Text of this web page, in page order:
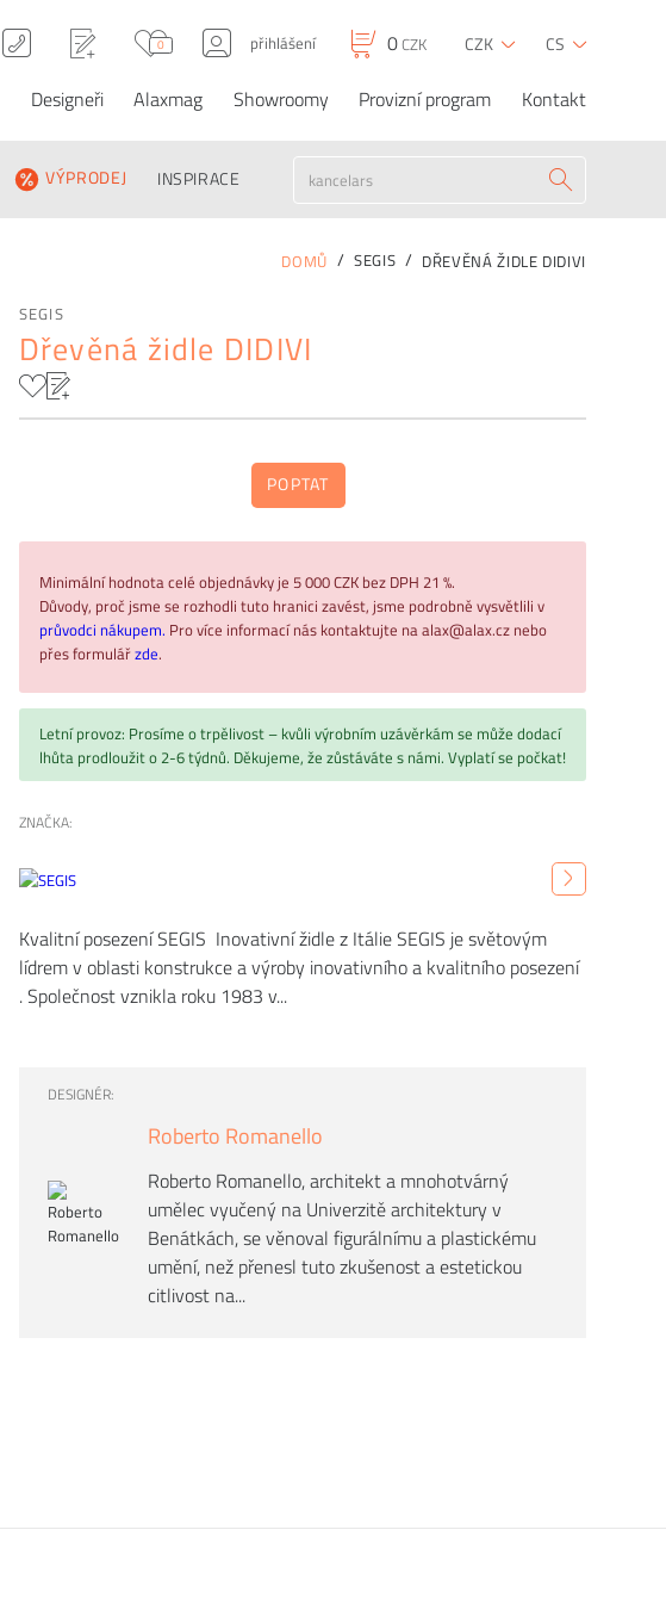
0 přihlášení 0CZK CZK CS
Designeři Alaxmag Showroomy Provizní program Kontakt
VÝPRODEJ INSPIRACE
Dřevěná židle DIDIVI 0 CZK OBJEDNAT 0CZK
DOMŮ SEGIS DŘEVĚNÁ ŽIDLE DIDIVI
SEGIS
Dřevěná židle DIDIVI
POPTAT
Minimální hodnota celé objednávky je 5 000 CZK bez DPH 21 %.
Důvody, proč jsme se rozhodli tuto hranici zavést, jsme podrobně vysvětlili v
průvodci nákupem. Pro více informací nás kontaktujte na alax@alax.cz nebo
přes formulářzde.
Letní provoz: Prosíme o trpělivost – kvůli výrobním uzávěrkám se může dodací
lhůta prodloužit o 2-6 týdnů. Děkujeme, že zůstáváte s námi. Vyplatí se počkat!
ZNAČKA:
Kvalitní posezení SEGIS Inovativní židle z Itálie SEGIS je světovým
lídrem v oblasti konstrukce a výroby inovativního a kvalitního posezení
. Společnost vznikla roku 1983 v...
DESIGNÉR:
Roberto Romanello
Roberto Romanello, architekt a mnohotvárný
umělec vyučený na Univerzitě architektury v
Benátkách, se věnoval figurálnímu a plastickému
umění, než přenesl tuto zkušenost a estetickou
citlivost na...